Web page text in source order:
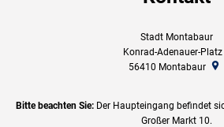
Stadt Montabaur
Konrad-Adenauer-Platz
56410 Montabaur
Bitte beachten Sie: Der Haupteingang befindet
Großer Markt 10.